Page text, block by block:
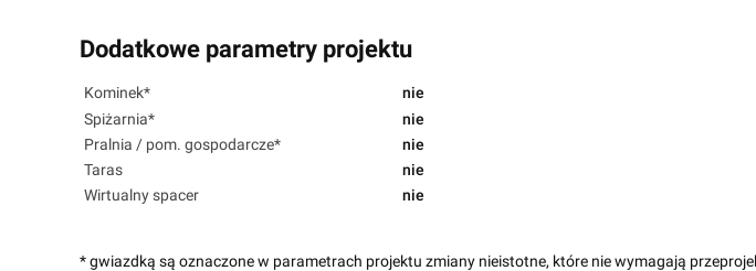
Dodatkowe parametry projektu
Kominek* nie
Spiżarnia*
nie
Pralnia / pom. gospodarcze*
nie
Taras
nie
Wirtualny spacer
nie
* gwiazdką są oznaczone w parametrach projektu zmiany nieistotne, które nie wymagają